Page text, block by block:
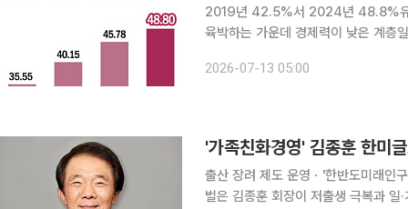
2019년 42.5%서 2024년 48.8%유자녀가구 평균
육박하는 가운데 경제력이 낮은 계층
12일 국가데이터처 국가통계포털
2026-07-13 05:00
'가족친화경영' 김종훈 한미
출산 장려 제도 운영ㆍ'한반도미래인구연구원' 설립 등 공로
벌은 김종훈 회장이 저출생 극복과 일